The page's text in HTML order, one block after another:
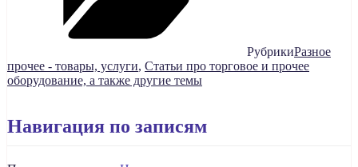
РубрикиРазное
прочее - товары, услуги, Статьи про торговое и прочее
оборудование, а также другие темы
Навигация по записям